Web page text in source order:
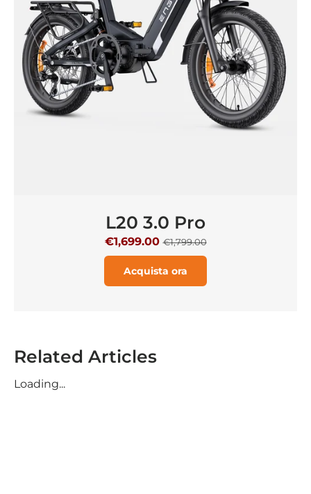
L20 3.0 Pro
€1,699.00€1,799.00
Acquista ora
Related Articles
Loading...